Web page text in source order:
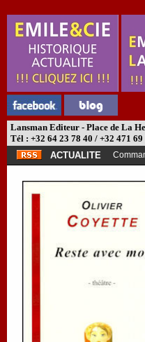
Lansman Editeur - Place de La
Tél : +32 64 23 78 40 / +32 471
ACTUALITE